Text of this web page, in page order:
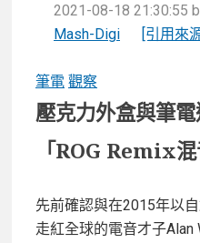
2021-08-18 21:30:55
Mash-Digi
[引用來
筆電 觀察
壓克力外盒與筆
「ROG Remix混
先前確認與在2015年以
走紅全球的電音才子